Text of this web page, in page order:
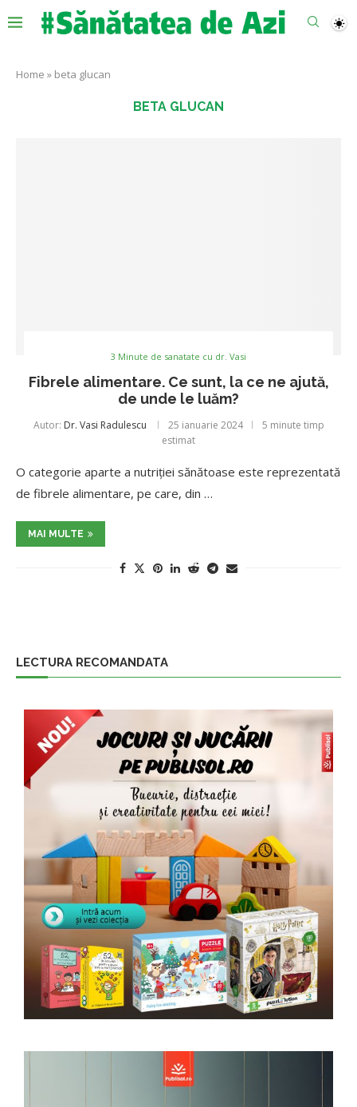
Home » beta glucan
BETA GLUCAN
3 Minute de sanatate cu dr. Vasi
Fibrele alimentare. Ce sunt, la ce ne ajută,
de unde le luăm?
Autor: Dr. Vasi Radulescu 25 ianuarie 2024
5 minute timp
estimat
O categorie aparte a nutriției sănătoase este reprezentată
de fibrele alimentare, pe care, din …
MAI MULTE
LECTURA RECOMANDATA